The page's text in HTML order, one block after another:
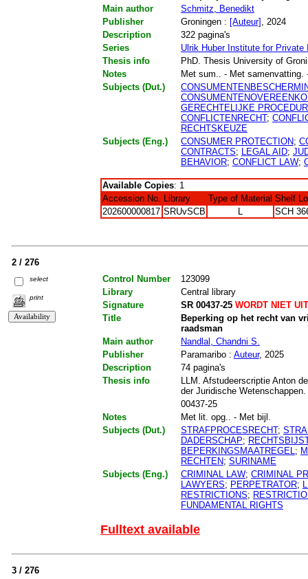
Main author
Schmitz, Benedikt
Publisher
Groningen : [Auteur]
, 2024
Description
322 pagina's
Series
Ulrik Huber Institute for
Thesis info
PhD. Thesis University of
Notes
Met sum.. - Met samenvatting.
Subjects (Dut.)
GERECHTELIJKE
CONFLICTENRECHT;
RECHTSKEUZE
Subjects (Eng.)
CONSUMER PROTECTION;
CONTRACTS; LEGAL AID;
BEHAVIOR; CONFLICT LAW;
Available Copies: 1
Accession No.
Library Type of Material Shelf
202600000817 SRUvSCB SCH
2 / 276
select
print
Control Number
123099
Library
Central library
Signature
SR 00437-25WORDT NIET
Title
Beperking op het recht van
raadsman
Main author
Nandlal, Chandni S.
Publisher
Paramaribo : Auteur, 2025
Description
74 pagina's
Thesis info
LLM. Afstudeerscriptie Anton
der Juridische
00437-25
Notes
Met lit. opg.. - Met bijl.
Subjects (Dut.)
STRAFPROCESRECHT;
DADERSCHAP;
BEPERKINGSMAATREGEL ;
RECHTEN; SURINAME
Subjects (Eng.)
CRIMINAL LAW; CRIMINAL
LAWYERS; PERPETRATOR;
RESTRICTIONS;
FUNDAMENTAL RIGHTS
Fulltext available
3 / 276